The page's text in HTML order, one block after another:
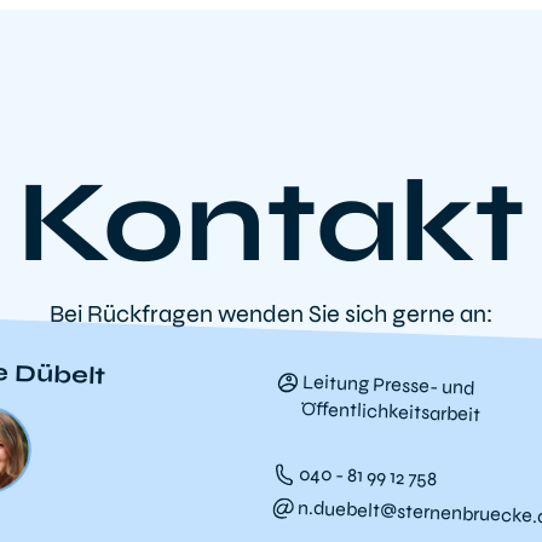
Kontakt
Bei Rückfragen wenden Sie sich gerne an:
Dübelt Leitung Presse- und
Öffentlichkeitsarbeit
040 - 81 99 12 758